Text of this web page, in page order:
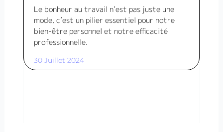
Le bonheur au travail n’est pas juste une
mode, c’est un pilier essentiel pour notre
bien-être personnel et notre efficacité
professionnelle.
30 Juillet 2024